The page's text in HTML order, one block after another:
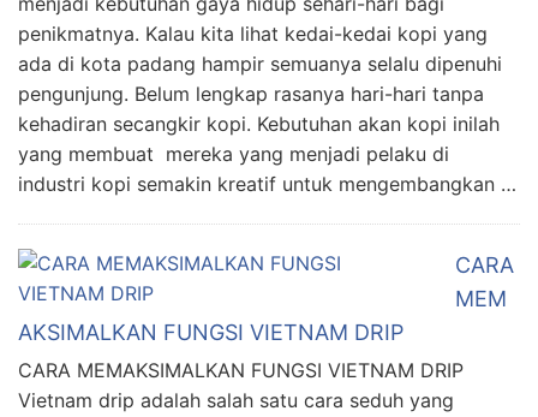
penikmatnya. Kalau kita lihat kedai-kedai kopi yang
ada di kota padang hampir semuanya selalu dipenuhi
pengunjung. Belum lengkap rasanya hari-hari tanpa
kehadiran secangkir kopi. Kebutuhan akan kopi inilah
yang membuat mereka yang menjadi pelaku di
industri kopi semakin kreatif untuk mengembangkan …
CARA
MEM
AKSIMALKAN FUNGSI VIETNAM DRIP
CARA MEMAKSIMALKAN FUNGSI VIETNAM DRIP
Vietnam drip adalah salah satu cara seduh yang